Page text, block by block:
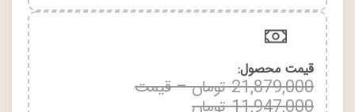
قیمت محصول:​
21,879,000تومان–قیمت